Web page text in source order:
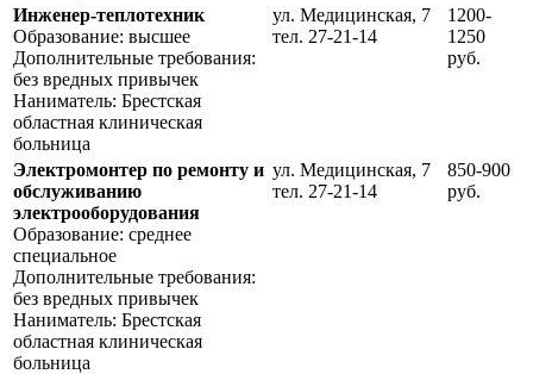
Инженер-теплотехник
Образование: высшее
Дополнительные требования:
без вредных привычек
Наниматель: Брестская
областная клиническая
больница
ул. Медицинская, 7
тел. 27-21-14
1200-
1250
руб.
Электромонтер по ремонту и
обслуживанию
электрооборудования
Образование: среднее
специальное
Дополнительные требования:
без вредных привычек
Наниматель: Брестская
областная клиническая
больница
ул. Медицинская, 7
тел. 27-21-14
850-900
руб.